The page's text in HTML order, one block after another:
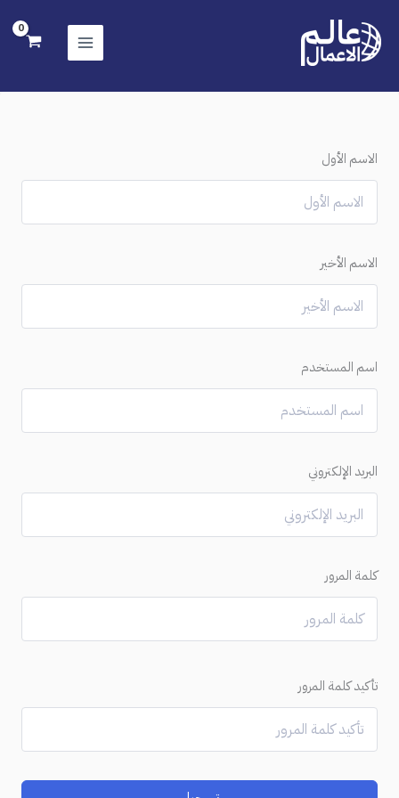
المحتوى
الاسم الأول
الاسم الأخير
اسم المستخدم
البريد الإلكتروني
كلمة المرور
تأكيد كلمة المرور